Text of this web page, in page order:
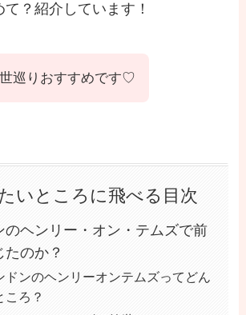
？紹介しています！
巡りおすすめです♡
いところに飛べる目次
のヘンリー・オン・テムズで前
たのか？
ドンのヘンリーオンテムズってどん
ころ？